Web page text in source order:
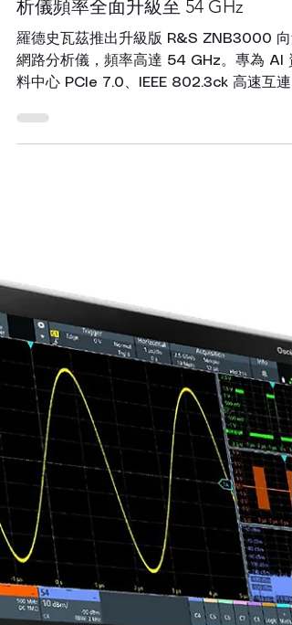
決方案：R&S ZNB3000 向量網路分
析儀頻率全面升級至 54 GHz
羅德史瓦茲推出升級版 R&S ZNB3000 向
網路分析儀，頻率高達 54 GHz。專為 AI
料中心 PCIe 7.0、IEEE 802.3ck 高速互連